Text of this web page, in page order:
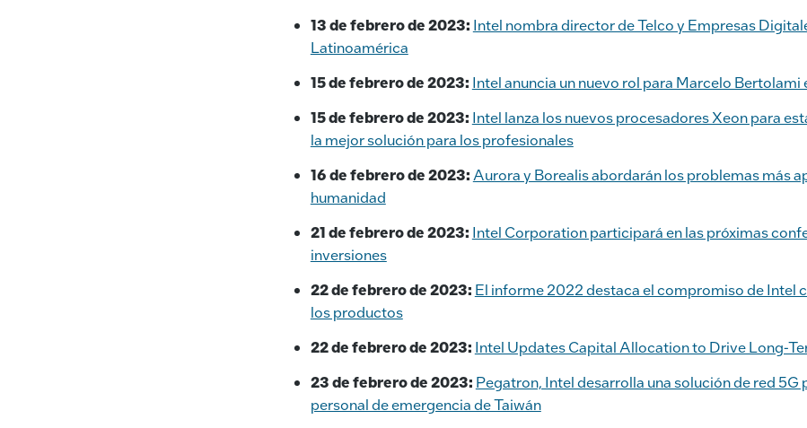
13 de febrero de 2023: Intel nombra director de Telco y Empresas
Latinoamérica
15 de febrero de 2023: Intel anuncia un nuevo rol para Marcelo Bertolami
15 de febrero de 2023: Intel lanza los nuevos procesadores Xeon para
la mejor solución para los profesionales
16 de febrero de 2023: Aurora y Borealis abordarán los problemas más
humanidad
21 de febrero de 2023: Intel Corporation participará en las próximas
inversiones
22 de febrero de 2023: El informe 2022 destaca el compromiso de Intel
los productos
22 de febrero de 2023: Intel Updates Capital Allocation to Drive Long-
23 de febrero de 2023: Pegatron, Intel desarrolla una solución de red 5G
personal de emergencia de Taiwán